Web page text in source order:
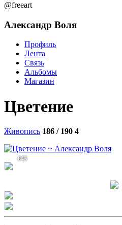
@freeart
Александр Воля
Профиль
Лента
Связь
Альбомы
Магазин
Цветение
Живопись 186 / 190 4
843